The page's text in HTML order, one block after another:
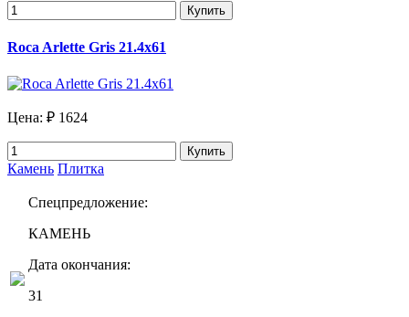
Купить
Roca Arlette Gris 21.4х61
Цена: ₽ 1624
Купить
Камень Плитка
Спецпредложение:
КАМЕНЬ
Дата окончания:
31